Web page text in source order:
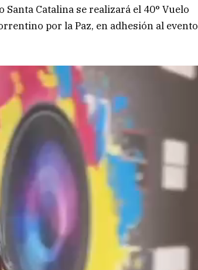
Catalina se realizará el 40° Vuelo
por la Paz, en adhesión al evento